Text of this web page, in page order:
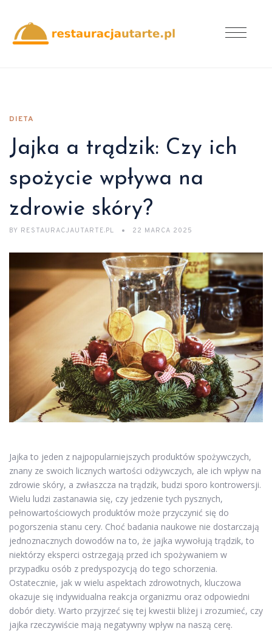
DIETA
Jajka a trądzik: Czy ich
spożycie wpływa na
zdrowie skóry?
BY RESTAURACJAUTARTE.PL 22 MARCA 2025
Jajka to jeden z najpopularniejszych produktów spożywczych,
znany ze swoich licznych wartości odżywczych, ale ich wpływ na
zdrowie skóry, a zwłaszcza na trądzik, budzi sporo kontrowersji.
Wielu ludzi zastanawia się, czy jedzenie tych pysznych,
pełnowartościowych produktów może przyczynić się do
pogorszenia stanu cery. Choć badania naukowe nie dostarczają
jednoznacznych dowodów na to, że jajka wywołują trądzik, to
niektórzy eksperci ostrzegają przed ich spożywaniem w
przypadku osób z predyspozycją do tego schorzenia.
Ostatecznie, jak w wielu aspektach zdrowotnych, kluczowa
okazuje się indywidualna reakcja organizmu oraz odpowiedni
dobór diety. Warto przyjrzeć się tej kwestii bliżej i zrozumieć, czy
jajka rzeczywiście mają negatywny wpływ na naszą cerę.